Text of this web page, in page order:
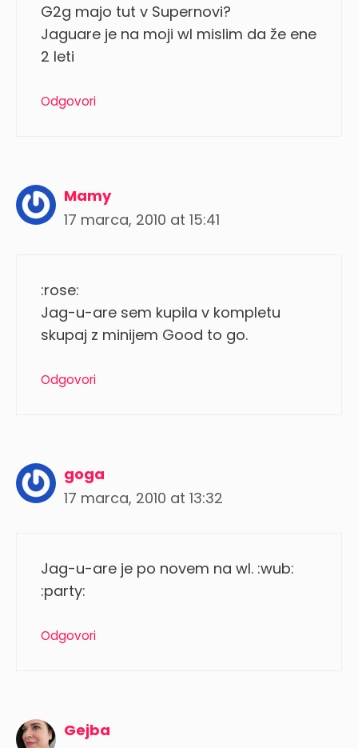
G2g majo tut v Supernovi?
Jaguare je na moji wl mislim da že ene
2 leti
Odgovori
Mamy
17 marca, 2010 at 15:41
:rose:
Jag-u-are sem kupila v kompletu
skupaj z minijem Good to go.
Odgovori
goga
17 marca, 2010 at 13:32
Jag-u-are je po novem na wl. :wub:
:party:
Odgovori
Gejba